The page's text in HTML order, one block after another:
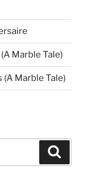
Marble Tale)
(A Marble Tale)